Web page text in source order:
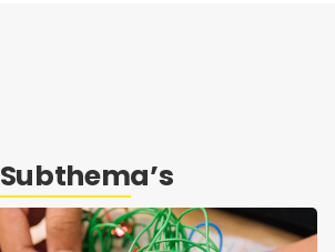
Subthema’s